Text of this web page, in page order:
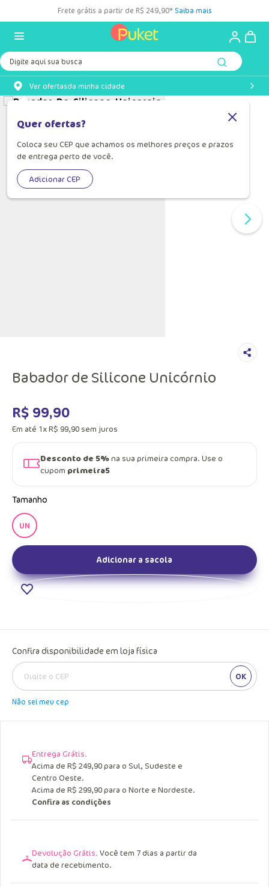
Frete grátis a partir de R$ 249,90* Saiba mais
Digite aqui sua busca
Ver ofertasda minha cidade
Quer ofertas?
Coloca seu CEP que achamos os melhores preços e prazos
de entrega perto de você.
Adicionar CEP
Babador de Silicone Unicórnio
R$ 99,90
Em até 1xR$ 99,90 sem juros
Desconto de 5%na sua primeira compra. Use o
cupom primeira5
Tamanho
UN
Adicionar a sacola
Confira disponibilidade em loja física
OK
Não sei meu cep
Entrega Grátis.
Acima de R$ 249,90 para o Sul, Sudeste e
Centro Oeste.
Acima de R$ 299,90 para o Norte e Nordeste.
Confira as condições
Devolução Grátis. Você tem 7 dias a partir da
data de recebimento.